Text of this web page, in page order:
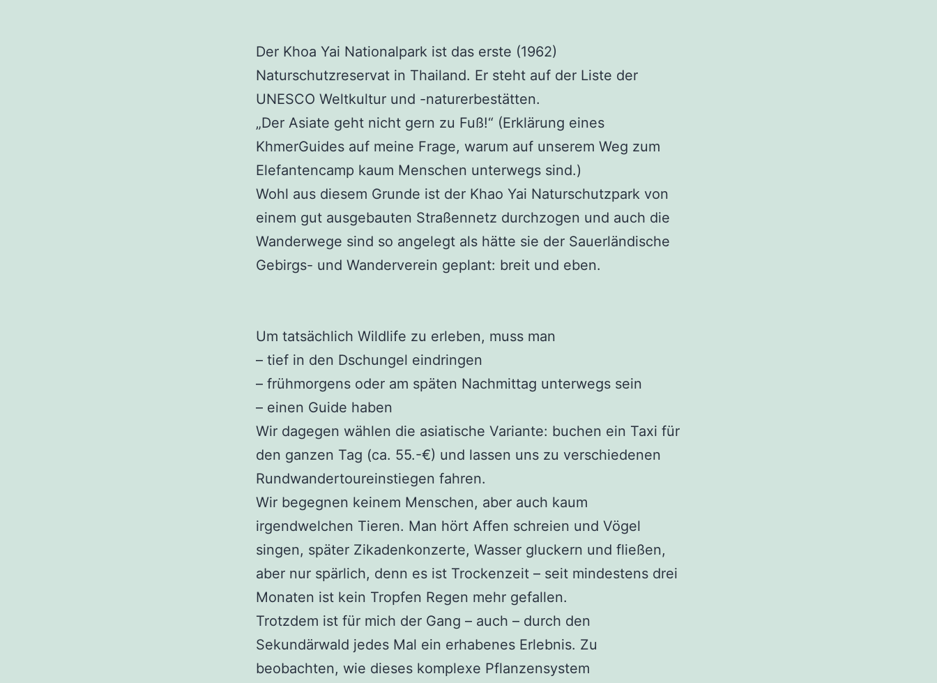
Der Khoa Yai Nationalpark ist das erste (1962)
Naturschutzreservat in Thailand. Er steht auf der Liste der
UNESCO Weltkultur und -naturerbestätten.
„Der Asiate geht nicht gern zu Fuß!“ (Erklärung eines
KhmerGuides auf meine Frage, warum auf unserem Weg zum
Elefantencamp kaum Menschen unterwegs sind.)
Wohl aus diesem Grunde ist der Khao Yai Naturschutzpark von
einem gut ausgebauten Straßennetz durchzogen und auch die
Wanderwege sind so angelegt als hätte sie der Sauerländische
Gebirgs- und Wanderverein geplant: breit und eben.
Um tatsächlich Wildlife zu erleben, muss man
– tief in den Dschungel eindringen
– frühmorgens oder am späten Nachmittag unterwegs sein
– einen Guide haben
Wir dagegen wählen die asiatische Variante: buchen ein Taxi für
den ganzen Tag (ca. 55.-€) und lassen uns zu verschiedenen
Rundwandertoureinstiegen fahren.
Wir begegnen keinem Menschen, aber auch kaum
irgendwelchen Tieren. Man hört Affen schreien und Vögel
singen, später Zikadenkonzerte, Wasser gluckern und fließen,
aber nur spärlich, denn es ist Trockenzeit – seit mindestens drei
Monaten ist kein Tropfen Regen mehr gefallen.
Trotzdem ist für mich der Gang – auch – durch den
Sekundärwald jedes Mal ein erhabenes Erlebnis. Zu
beobachten, wie dieses komplexe Pflanzensystem